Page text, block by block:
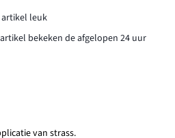
leuk
bekeken de afgelopen 24 uur
van strass.